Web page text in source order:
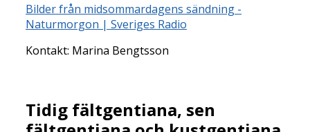
Bilder från midsommardagens sändning -
Naturmorgon | Sveriges Radio
Kontakt: Marina Bengtsson
Tidig fältgentiana, sen